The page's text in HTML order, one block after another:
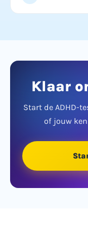
e-mail
Klaar
Start de ADHD-
of jouw